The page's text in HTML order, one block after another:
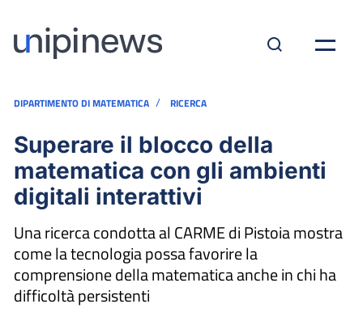
DIPARTIMENTO DI MATEMATICA / RICERCA
Superare il blocco della
matematica con gli ambienti
digitali interattivi
Una ricerca condotta al CARME di Pistoia mostra
come la tecnologia possa favorire la
comprensione della matematica anche in chi ha
difficoltà persistenti